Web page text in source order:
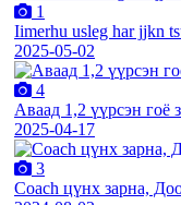
1
Iimerhu usleg har jjkn
2025-05-02
4
Аваад 1,2 үүрсэн гоё
2025-04-17
3
Coach цүнх зарна,